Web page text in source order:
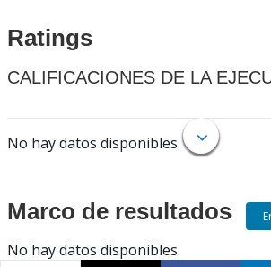
Ratings
CALIFICACIONES DE LA
No hay datos disponibles.
Marco de resultados
No hay datos disponibles.